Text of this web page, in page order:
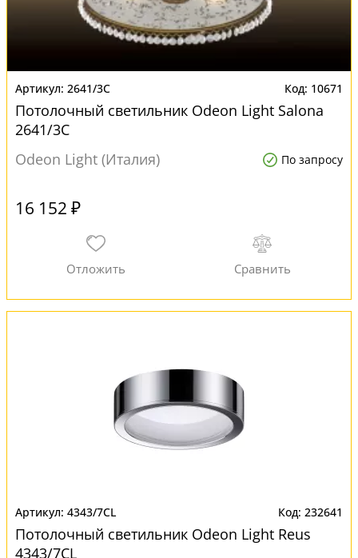
2641/3C 10671
Потолочный светильник Odeon Light Salona
2641/3C
Odeon Light (Италия)
По запросу
16 152 ₽
4343/7CL 232641
Потолочный светильник Odeon Light Reus
4343/7CL